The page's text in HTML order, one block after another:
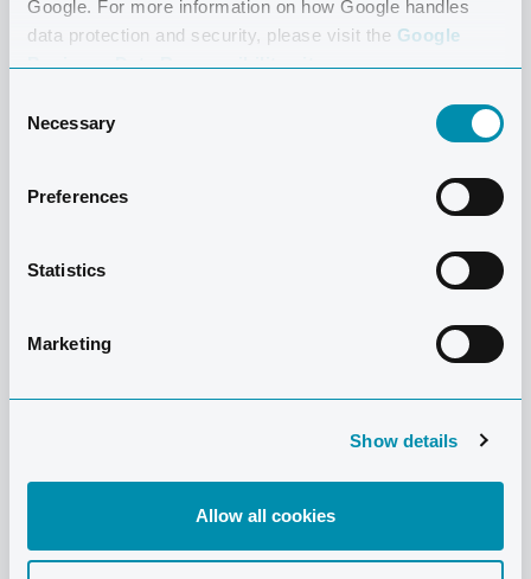
Google. For more information on how Google handles
data protection and security, please visit the Google
Business Data Responsibility site.
Selection
Necessary
Preferences
Statistics
Marketing
Show details
Allow all cookies